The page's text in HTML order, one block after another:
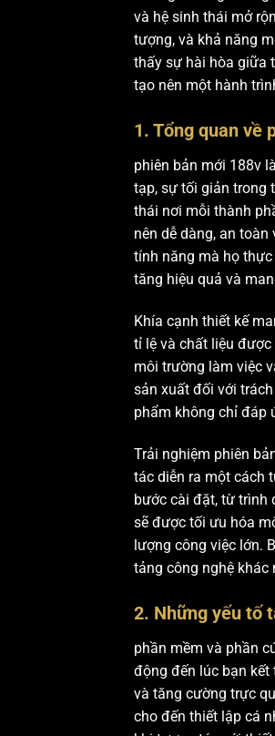
và hệ sinh thái mở
tượng, và khả năng
thấy sự hài hòa giữa
tạo nên một hành
1. Tổng quan về
phiên bản mới 188v
tạp, sự tối giản trong
thái nơi mỗi thành
nên dễ dàng, an
tính năng mà họ
tăng hiệu quả và
Khía cạnh thiết kế
tỉ lệ và chất liệu
môi trường làm việc
sản xuất đối với
phẩm không chỉ đáp
Trải nghiệm phiên
tác diễn ra một cách
bước cài đặt, từ trình
sẽ được tối ưu hóa
lượng công việc lớn.
tảng công nghệ khác
2. Những yếu tố
phần mềm và phần
động đến lúc bạn
và tăng cường trực
cho đến thiết lập cá